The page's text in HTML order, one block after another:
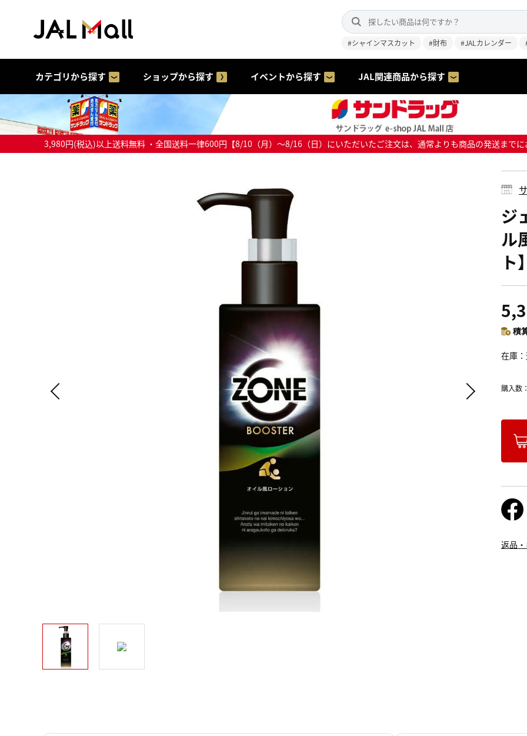
#シャインマスカット #財布 #JALカレンダー
カテゴリから探す ショップから探す イベントから探す JAL関連商品から探す
3,980円(税込)以上送料無料 ・全国送料一律600円【8/10（月）～8/16（日）にいただいたご注文は、通常よりも商品の発送まで
ジ
ル
ト
積
在庫
購入数
返品